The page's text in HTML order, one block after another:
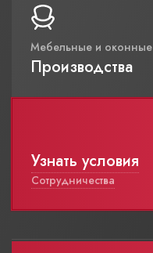
Мебельные и оконные
Производства
Узнать условия
Сотрудничества